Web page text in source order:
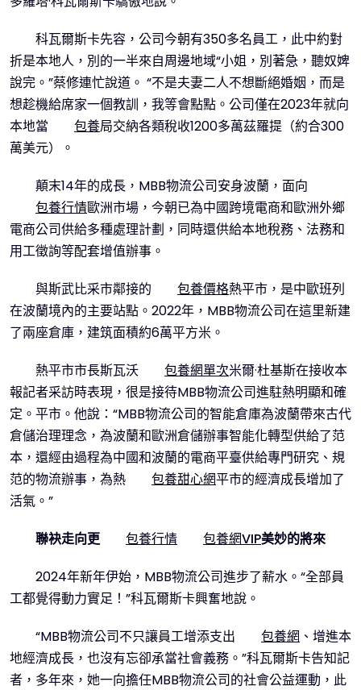
科瓦爾斯卡先容，公司今朝有350多名員工，此中約對
折是本地人，別的一半來自周邊地域“小姐，別著急，聽奴婢
說完。”蔡修連忙說道。 “不是夫妻二人不想斷絕婚姻，而是
想趁機給席家一個教訓，我等會點點。公司僅在2023年就向
本地當
包養局交納各類稅收1200多萬茲羅提（約合300
萬美元）。
顛末14年的成長，MBB物流公司安身波蘭，面向
包養行情歐洲市場，今朝已為中國跨境電商和歐洲外鄉
電商公司供給多種處理計劃，同時還供給本地稅務、法務和
用工徵詢等配套增值辦事。
與斯武比采市鄰接的 包養價格熱平市，是中歐班列
在波蘭境內的主要站點。2022年，MBB物流公司在這里新建
了兩座倉庫，建筑面積約6萬平方米。
熱平市市長斯瓦沃 包養網單次米爾·杜基斯在接收本
報記者采訪時表現，很是接待MBB物流公司進駐熱明顯和確
定。平市。他說：“MBB物流公司的智能倉庫為波蘭帶來古代
倉儲治理理念，為波蘭和歐洲倉儲辦事智能化轉型供給了范
本，還經由過程為中國和波蘭的電商平臺供給專門研究、規
范的物流辦事，為熱
包養甜心網平市的經濟成長增加了
活氣。”
聯袂走向更 包養行情 包養網VIP美妙的將來
2024年新年伊始，MBB物流公司進步了薪水。“全部員
工都覺得動力實足！”科瓦爾斯卡興奮地說。
“MBB物流公司不只讓員工增添支出 包養網 、增進本
地經濟成長，也沒有忘卻承當社會義務。”科瓦爾斯卡告知記
者，多年來，她一向擔任MBB物流公司的社會公益運動，此